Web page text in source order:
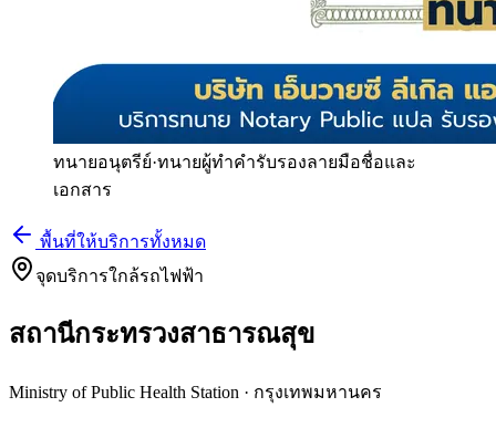
ทนายอนุตรีย์·ทนายผู้ทำคำรับรองลายมือชื่อและ
เอกสาร
พื้นที่ให้บริการทั้งหมด
จุดบริการใกล้รถไฟฟ้า
สถานีกระทรวงสาธารณสุข
Ministry of Public Health Station · กรุงเทพมหานคร